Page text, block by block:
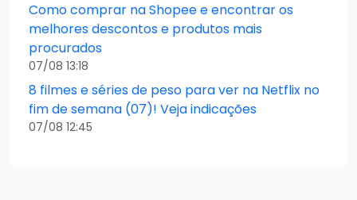
Como comprar na Shopee e encontrar os
melhores descontos e produtos mais
procurados
07/08 13:18
8 filmes e séries de peso para ver na Netflix no
fim de semana (07)! Veja indicações
07/08 12:45